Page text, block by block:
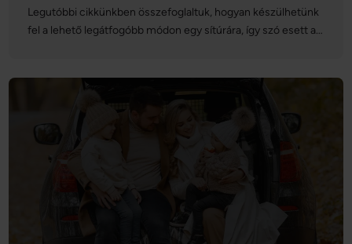
Legutóbbi cikkünkben összefoglaltuk, hogyan készülhetünk
fel a lehető legátfogóbb módon egy sítúrára, így szó esett a
online, mire kell figyelnünk, és mit kell tennünk, ha esetleg